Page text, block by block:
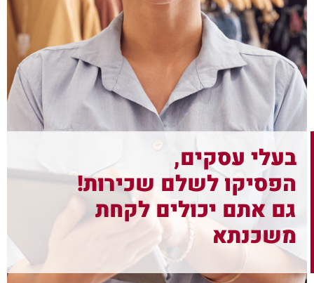
בעלי עסקים,
הפסיקו לשלם שכירות!
גם אתם יכולים לקחת
משכנתא